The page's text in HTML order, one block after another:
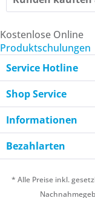
Kostenlose Online
Produktschulungen
Service Hotline
Shop Service
Informationen
Bezahlarten
* Alle Preise inkl.